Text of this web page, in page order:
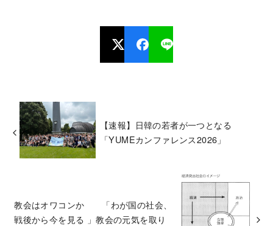
【速報】日韓の若者が一つとなる
「YUMEカンファレンス2026」
教会はオワコンか 「わが国の社会、
戦後から今を見る 」教会の元気を取り